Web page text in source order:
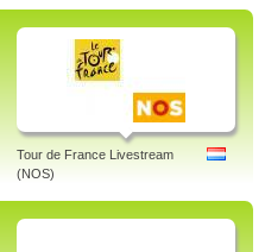
Tour de France Livestream
(NOS)